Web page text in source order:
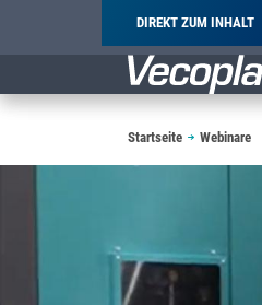
DIREKT ZUM INHALT
Startseite Webinare